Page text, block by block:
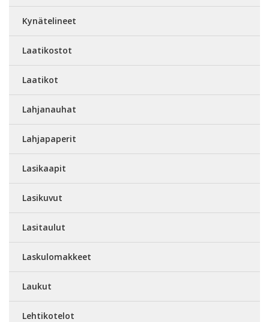
Kynätelineet
Laatikostot
Laatikot
Lahjanauhat
Lahjapaperit
Lasikaapit
Lasikuvut
Lasitaulut
Laskulomakkeet
Laukut
Lehtikotelot